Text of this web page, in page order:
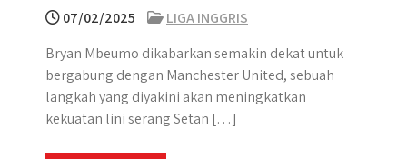
07/02/2025
LIGA INGGRIS
Bryan Mbeumo dikabarkan semakin dekat untuk
bergabung dengan Manchester United, sebuah
langkah yang diyakini akan meningkatkan
kekuatan lini serang Setan […]